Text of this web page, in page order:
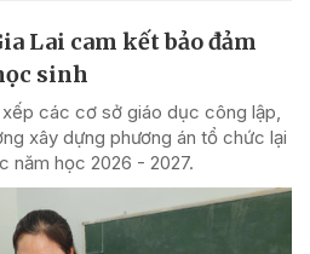
Lai cam kết bảo đảm
sinh
các cơ sở giáo dục công lập,
xây dựng phương án tổ chức lại
năm học 2026 - 2027.